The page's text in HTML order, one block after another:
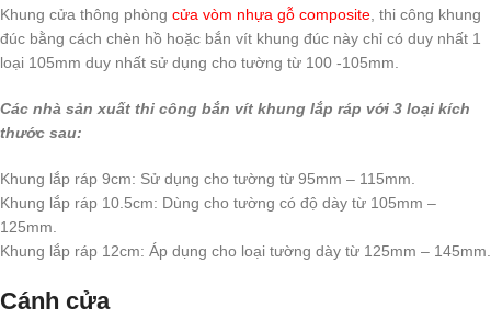
Khung cửa thông phòng cửa vòm nhựa gỗ composite , thi công khung
đúc bằng cách chèn hồ hoặc bắn vít khung đúc này chỉ có duy nhất 1
loại 105mm duy nhất sử dụng cho tường từ 100 -105mm.
Các nhà sản xuất thi công bắn vít khung lắp ráp với 3 loại kích
thước sau:
Khung lắp ráp 9cm: Sử dụng cho tường từ 95mm – 115mm.
Khung lắp ráp 10.5cm: Dùng cho tường có độ dày từ 105mm –
125mm.
Khung lắp ráp 12cm: Áp dụng cho loại tường dày từ 125mm – 145mm.
Cánh cửa